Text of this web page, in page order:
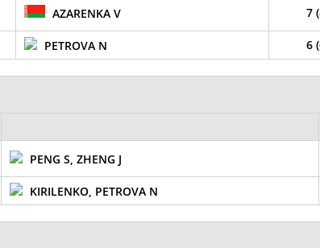
AZARENKA V 7
PETROVA N 6
PENG S, ZHENG J
KIRILENKO, PETROVA N